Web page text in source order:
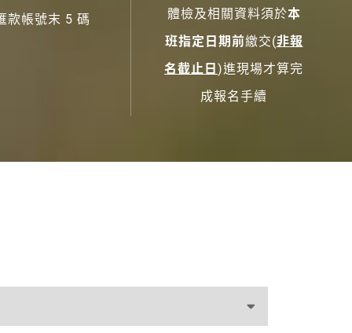
款帳號末 5 碼
體檢及相關資料須於本
班指定日期前繳交(非報
名截止日)進現場才算完
成報名手續